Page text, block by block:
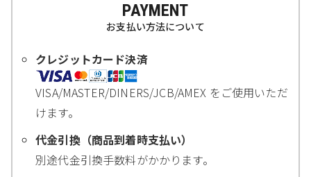
PAYMENT
お支払い方法について
クレジットカード決済
VISA/MASTER/DINERS/JCB/AMEX をご使用いただ
けます。
代金引換（商品到着時支払い）
別途代金引換手数料がかかります。